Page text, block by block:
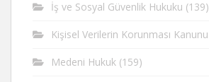
İş ve Sosyal Güvenlik Hukuku (139)
Kişisel Verilerin Korunması Kanunu
Medeni Hukuk (159)